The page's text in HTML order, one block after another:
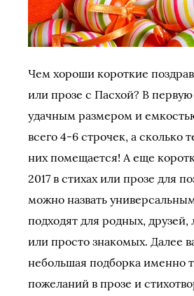
Чем хороши короткие
или прозе с Пасхой? В
удачным размером и
всего 4-6 строчек, а сколько
них помещается! А еще
2017 в стихах или прозе для
можно назвать
подходят для родных,
или просто знакомых. Далее
небольшая подборка именно
пожеланий в прозе и